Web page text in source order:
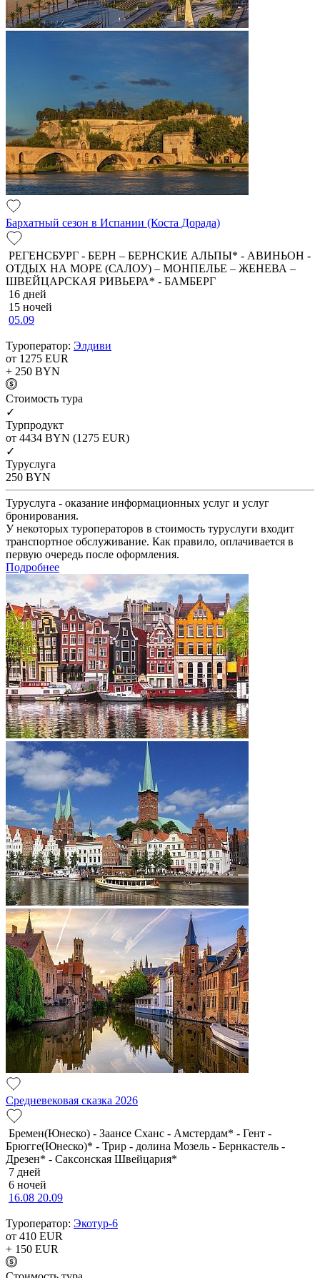
Бархатный сезон в Испании (Коста Дорада)
РЕГЕНСБУРГ - БЕРН – БЕРНСКИЕ АЛЬПЫ* - АВИНЬОН -
ОТДЫХ НА МОРЕ (САЛОУ) – МОНПЕЛЬЕ – ЖЕНЕВА –
ШВЕЙЦАРСКАЯ РИВЬЕРА* - БАМБЕРГ
16 дней
15 ночей
05.09
Туроператор: Элдиви
от 1275 EUR
+ 250 BYN
Cтоимость тура
✓
Турпродукт
от 4434 BYN (1275 EUR)
✓
Туруслуга
250 BYN
Туруслуга - оказание информационных услуг и услуг
бронирования.
У некоторых туроператоров в стоимость туруслуги входит
транспортное обслуживание. Как правило, оплачивается в
первую очередь после оформления.
Подробнее
Средневековая сказка 2026
Бремен(Юнеско) - Заансе Сханс - Амстердам* - Гент -
Брюгге(Юнеско)* - Трир - долина Мозель - Бернкастель -
Дрезен* - Саксонская Швейцария*
7 дней
6 ночей
16.08 20.09
Туроператор: Экотур-6
от 410 EUR
+ 150 EUR